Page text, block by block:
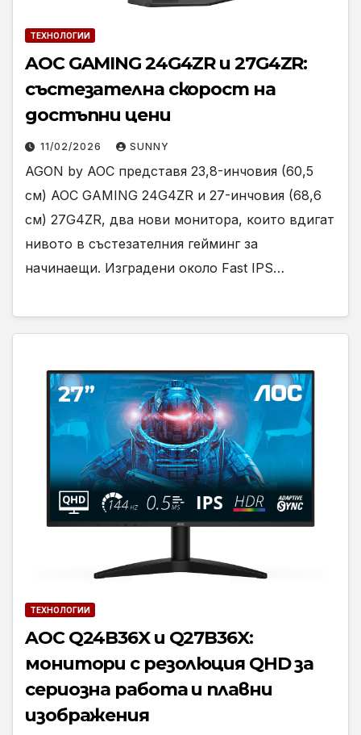
ТЕХНОЛОГИИ
AOC GAMING 24G4ZR и 27G4ZR:
състезателна скорост на
достъпни цени
11/02/2026 SUNNY
AGON by AOC представя 23,8-инчовия (60,5
см) AOC GAMING 24G4ZR и 27-инчовия (68,6
см) 27G4ZR, два нови монитора, които вдигат
нивото в състезателния гейминг за
начинаещи. Изградени около Fast IPS…
ТЕХНОЛОГИИ
AOC Q24B36X и Q27B36X:
монитори с резолюция QHD за
сериозна работа и плавни
изображения